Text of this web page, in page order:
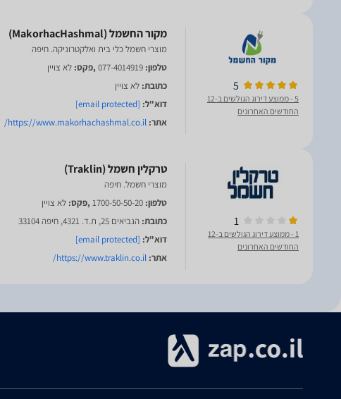
5
5
- ממוצע דירוג הגולשים ב-12
החודשים האחרונים
מוצרי חשמל כלי בית ואלקטרוניקה. חיפה
טלפון: 077-4014919,פקס: לא צויין
כתובת: לא צויין
דוא"ל: [email protected]
אתר: https://www.makorhachashmal.co.il/
1
1
- ממוצע דירוג הגולשים ב-12
החודשים האחרונים
מוצרי חשמל. חיפה
טלפון: 1700-50-50-20,פקס: לא צויין
כתובת: הנביאים 25, ת.ד. 4321, חיפה 33104
דוא"ל: [email protected]
אתר: https://www.traklin.co.il/